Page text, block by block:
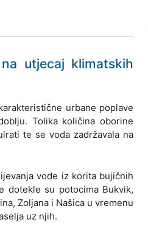
utjecaj klimatskih
urbane poplave
Tolika količina oborine
te se voda zadržavala na
vode iz korita bujičnih
dotekle su potocima Bukvik,
Zoljana i Našica u vremenu
uz njih.